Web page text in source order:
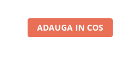
ADAUGA IN COS